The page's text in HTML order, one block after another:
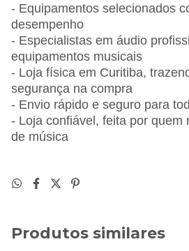
- Equipamentos selecionados
desempenho
- Especialistas em áudio
equipamentos musicais
- Loja física em Curitiba,
segurança na compra
- Envio rápido e seguro para
- Loja confiável, feita por quem
de música
Produtos similares